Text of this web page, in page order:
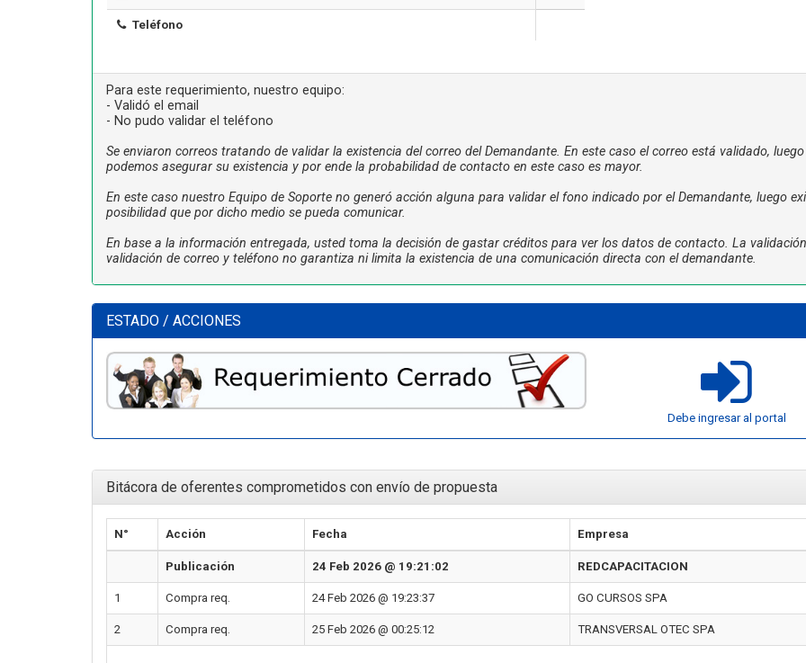
Teléfono
Para este requerimiento, nuestro equipo:
- Validó el email
- No pudo validar el teléfono
Se enviaron correos tratando de validar la existencia del correo del Demandante. En este caso el correo está validado, luego
podemos asegurar su existencia y por ende la probabilidad de contacto en este caso es mayor.
En este caso nuestro Equipo de Soporte no generó acción alguna para validar el fono indicado por el Demandante, luego
posibilidad que por dicho medio se pueda comunicar.
En base a la información entregada, usted toma la decisión de gastar créditos para ver los datos de contacto. La
validación de correo y teléfono no garantiza ni limita la existencia de una comunicación directa con el demandante.
ESTADO / ACCIONES
Debe ingresar al portal
Bitácora de oferentes comprometidos con envío de propuesta
N° Acción Fecha Empresa
Publicación 24 Feb 2026 @ 19:21:02 REDCAPACITACION
1 Compra req. 24 Feb 2026 @ 19:23:37 GO CURSOS SPA
2 Compra req. 25 Feb 2026 @ 00:25:12 TRANSVERSAL OTEC SPA